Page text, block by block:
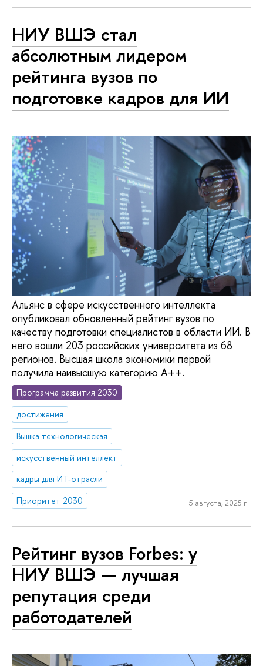
НИУ ВШЭ стал
абсолютным лидером
рейтинга вузов по
подготовке кадров для ИИ
Альянс в сфере искусственного интеллекта
опубликовал обновленный рейтинг вузов по
качеству подготовки специалистов в области ИИ. В
него вошли 203 российских университета из 68
регионов. Высшая школа экономики первой
получила наивысшую категорию А++.
Программа развития 2030
достижения
Вышка технологическая
искусственный интеллект
кадры для ИТ-отрасли
Приоритет 2030
5 августа, 2025 г.
Рейтинг вузов Forbes: у
НИУ ВШЭ — лучшая
репутация среди
работодателей